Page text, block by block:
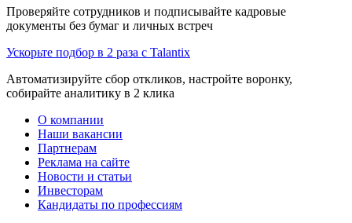
Проверяйте сотрудников и подписывайте кадровые
документы без бумаг и личных встреч
Ускорьте подбор в 2 раза с Talantix
Автоматизируйте сбор откликов, настройте воронку,
собирайте аналитику в 2 клика
О компании
Наши вакансии
Партнерам
Реклама на сайте
Новости и статьи
Инвесторам
Кандидаты по профессиям